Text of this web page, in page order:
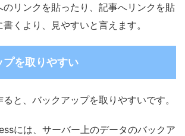
のリンクを貼ったり、記事へリンクを貼
くより、見やすいと言えます。
プを取りやすい
と、バックアップを取りやすいです。
には、サーバー上のデータのバックア